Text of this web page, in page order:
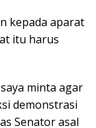
kepada aparat
itu harus
minta agar
demonstrasi
Senator asal